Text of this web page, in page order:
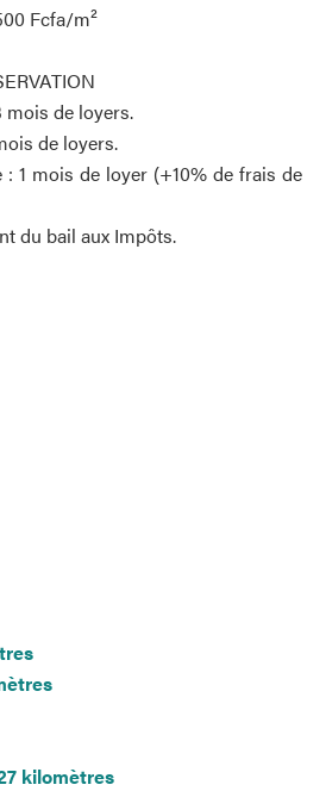
Fcfa/m²
mois de loyers.
de loyers.
: 1 mois de loyer (+10% de frais de
du bail aux Impôts.
kilomètres